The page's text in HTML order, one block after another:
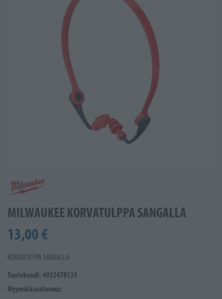
MILWAUKEE KORVATULPPA SANGALLA
13,00 €
KORVATULPPA SANGALLA
Tuotekoodi: 4932478135
Myymäläsaatavuus: